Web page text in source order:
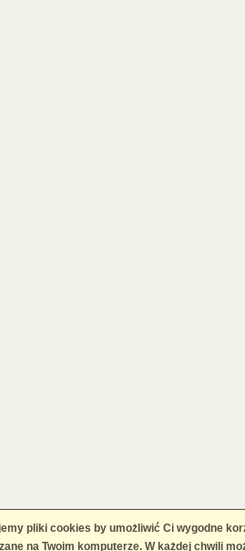
pliki cookies by umożliwić Ci wygodne
na Twoim komputerze. W każdej chwili